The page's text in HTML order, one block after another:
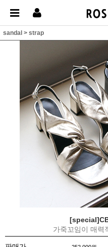
sandal > strap
가죽꼬임이 매력